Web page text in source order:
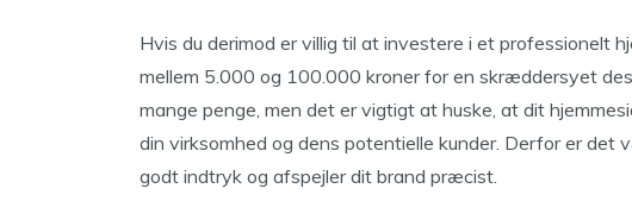
Hvis du derimod er villig til at investere i et professionelt
mellem 5.000 og 100.000 kroner for en skræddersyet
mange penge, men det er vigtigt at huske, at dit
din virksomhed og dens potentielle kunder. Derfor er
godt indtryk og afspejler dit brand præcist.